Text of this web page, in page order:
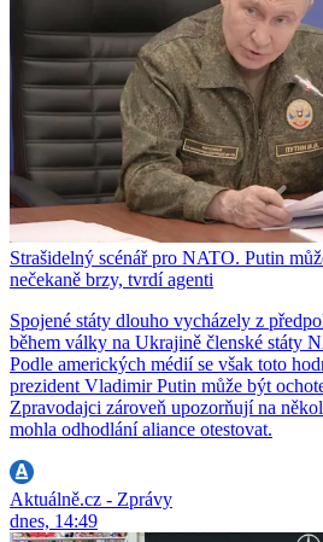
Strašidelný scénář pro NATO. Putin
nečekaně brzy, tvrdí agenti
Spojené státy dlouho vycházely z
během války na Ukrajině členské státy
Podle amerických médií se však toto
prezident Vladimir Putin může být
Zpravodajci zároveň upozorňují na
mohla odhodlání aliance otestovat.
Aktuálně.cz - Zprávy
dnes, 14:49